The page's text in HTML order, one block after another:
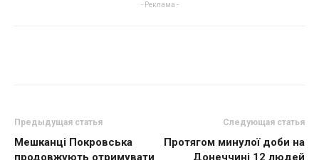
- Реклама -
Предыдущая статья
Мешканці Покровська
Следующая статья
Протягом минулої доби на